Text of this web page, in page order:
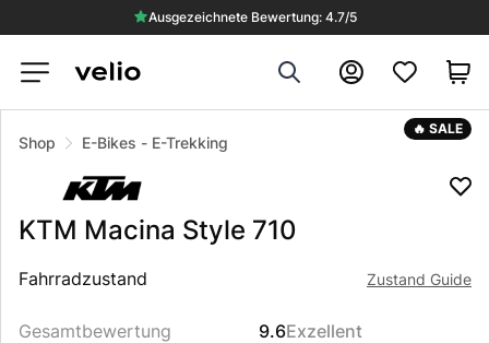
Ausgezeichnete Bewertung: 4.7/5
Search Konto
VERKAUFT 🔥 SALE
Shop E-Bikes - E-Trekking
KTM Macina Style 710
Beschreibung des Produkts
Fahrradzustand Zustand Guide
Gesamtbewertung 9.6Exzellent